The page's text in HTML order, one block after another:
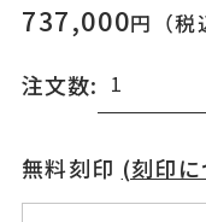
737,000円（税
注文数:
無料刻印 (刻印